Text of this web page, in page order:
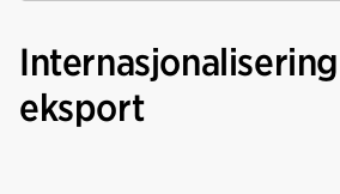
eksport